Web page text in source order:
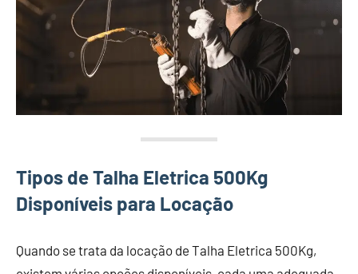
Tipos de Talha Eletrica 500Kg
Disponíveis para Locação
Quando se trata da locação de Talha Eletrica 500Kg,